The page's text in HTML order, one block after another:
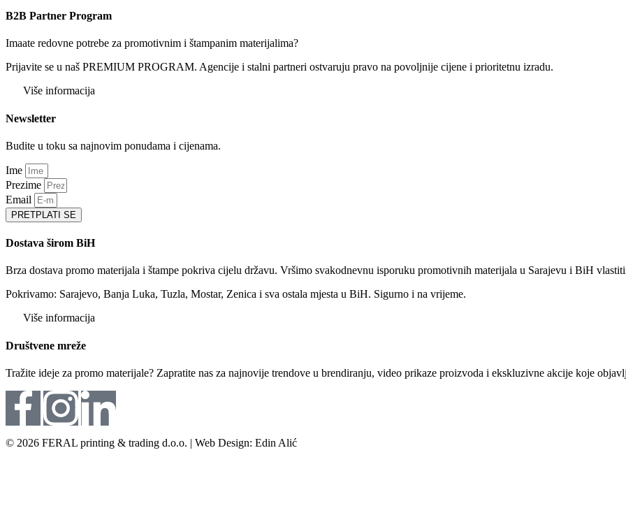
B2B Partner Program
Imaate redovne potrebe za promotivnim i štampanim materijalima?
Prijavite se u naš PREMIUM PROGRAM. Agencije i stalni partneri ostvaruju pravo na povoljnije cijene i prioritetnu izradu.
Više informacija
Newsletter
Budite u toku sa najnovim ponudama i cijenama.
Ime
Prezime
Email
PRETPLATI SE
Dostava širom BiH
Brza dostava promo materijala i štampe pokriva cijelu državu. Vršimo svakodnevnu isporuku promotivnih materijala u Sarajevu i BiH
Pokrivamo: Sarajevo, Banja Luka, Tuzla, Mostar, Zenica i sva ostala mjesta u BiH. Sigurno i na vrijeme.
Više informacija
Društvene mreže
Tražite ideje za promo materijale? Zapratite nas za najnovije trendove u brendiranju, video prikaze proizvoda i ekskluzivne akcije koje
© 2026 FERAL printing & trading d.o.o. | Web Design: Edin Alić